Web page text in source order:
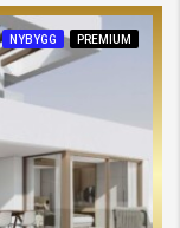
NYBYGG PREMIUM